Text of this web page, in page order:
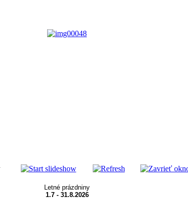
Letné prázdniny
1.7 - 31.8.2026